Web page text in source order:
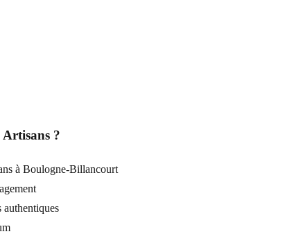
Artisans ?
à Boulogne-Billancourt
authentiques